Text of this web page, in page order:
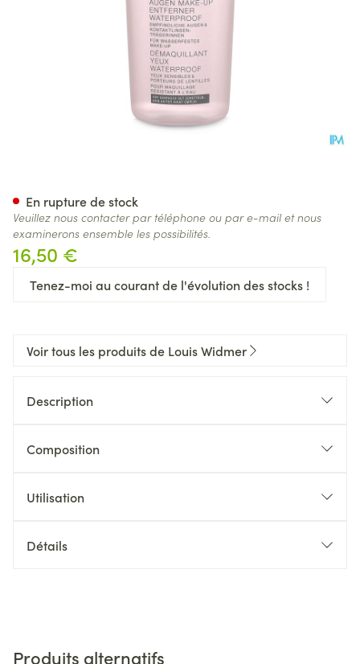
16,50 €
Tenez-moi au courant de l'évolution des stocks !
En rupture de stock
Veuillez nous contacter par téléphone ou par e-mail et nous
examinerons ensemble les possibilités.
Voir tous les produits de Louis Widmer
Description
Composition
Utilisation
Détails
Produits alternatifs